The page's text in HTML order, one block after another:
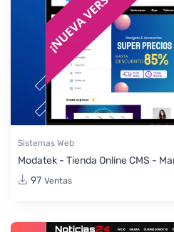
Sistemas Web
Modatek - Tienda Online CMS -
97 Ventas